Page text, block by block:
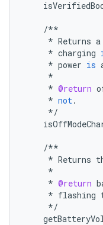
/**
* Returns a
* charging
* power is
*
* @return
* not.
*/
/**
* Returns
*
* @return
* flashing
*/